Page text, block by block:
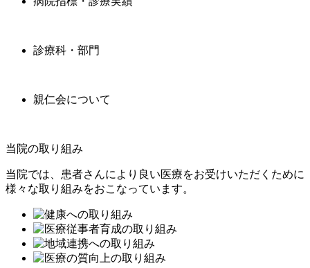
診療科・部門
親仁会について
当院の取り組み
当院では、患者さんにより良い医療をお受けいただくために
様々な取り組みをおこなっています。